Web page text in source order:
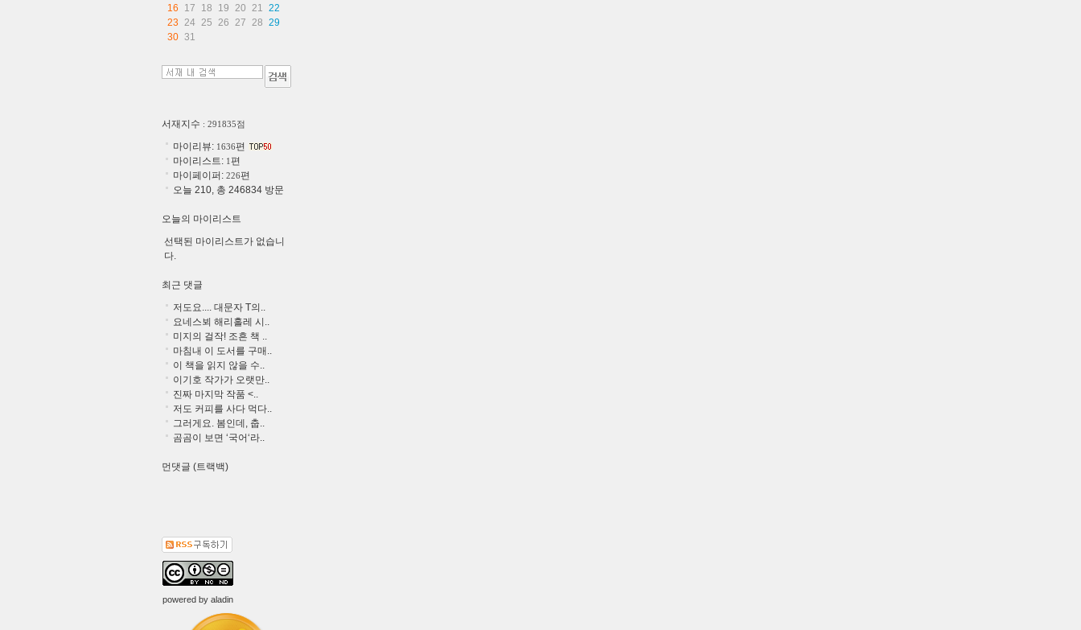
16
17 18 19 20 21
22
23
24 25 26 27 28 29
30 31
서재지수 : 291835점
마이리뷰: 1636편
마이리스트: 1 편
마이페이퍼: 226편
오늘 210, 총 246834 방문
오늘의 마이리스트
선택된 마이리스트가 없습니
다.
최근 댓글
저도요.... 대문자 T의..
요네스뵈 해리홀레 시..
미지의 걸작! 조흔 책 ..
마침내 이 도서를 구매..
이 책을 읽지 않을 수..
이기호 작가가 오랫만..
진짜 마지막 작품 <..
저도 커피를 사다 먹다..
그러게요. 봄인데, 춥..
곰곰이 보면 ‘국어‘라..
먼댓글 (트랙백)
powered by aladin